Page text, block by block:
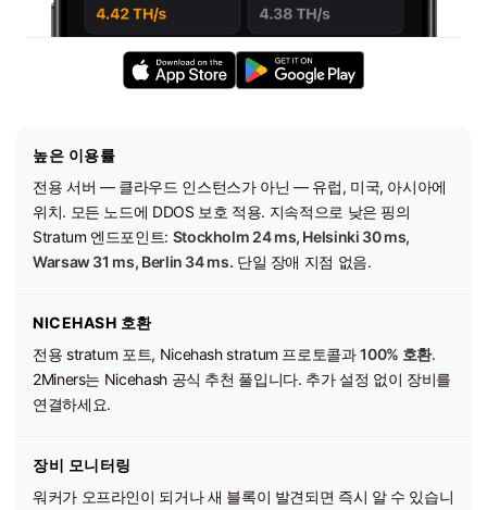
높은 이용률
전용 서버 — 클라우드 인스턴스가 아닌 — 유럽, 미국, 아시아에
위치. 모든 노드에 DDOS 보호 적용. 지속적으로 낮은 핑의
Stratum 엔드포인트: Stockholm 24 ms, Helsinki 30 ms,
Warsaw 31 ms, Berlin 34 ms. 단일 장애 지점 없음.
NICEHASH 호환
전용 stratum 포트, Nicehash stratum 프로토콜과100% 호환.
2Miners는 Nicehash 공식 추천 풀입니다. 추가 설정 없이 장비를
연결하세요.
장비 모니터링
워커가 오프라인이 되거나 새 블록이 발견되면 즉시 알 수 있습니